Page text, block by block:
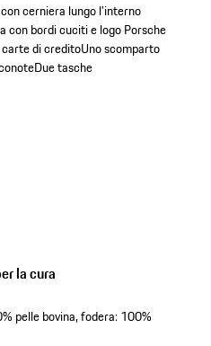
cerniera lungo l'interno
con bordi cuciti e logo Porsche
di creditoUno scomparto
Due tasche
la cura
pelle bovina, fodera: 100%